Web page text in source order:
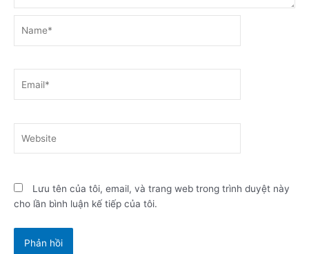
Lưu tên của tôi, email, và trang web trong trình duyệt này
cho lần bình luận kế tiếp của tôi.